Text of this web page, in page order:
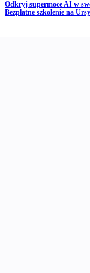
Odkryj supermoce AI w
Bezpłatne szkolenie na